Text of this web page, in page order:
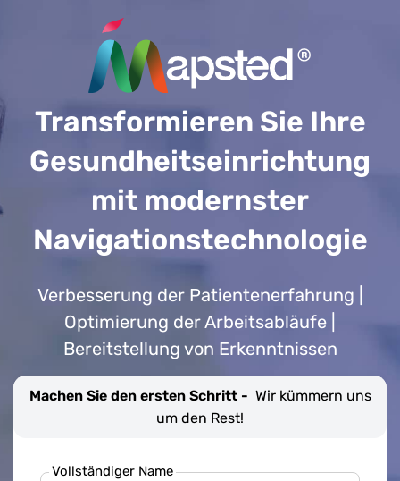
Transformieren Sie Ihre
Gesundheitseinrichtung
mit modernster
Navigationstechnologie
Verbesserung der Patientenerfahrung |
Optimierung der Arbeitsabläufe |
Bereitstellung von Erkenntnissen
Machen Sie den ersten Schritt - Wir kümmern uns
um den Rest!
Vollständiger Name